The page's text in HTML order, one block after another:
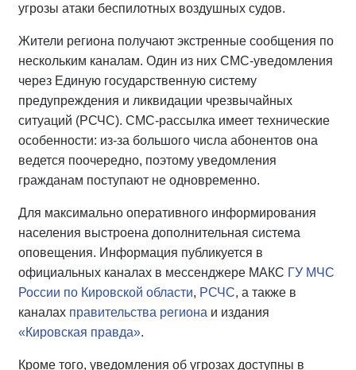
угрозы атаки беспилотных воздушных судов.
Жители региона получают экстренные сообщения по
нескольким каналам. Один из них СМС-уведомления
через Единую государственную систему
предупреждения и ликвидации чрезвычайных
ситуаций (РСЧС). СМС-рассылка имеет технические
особенности: из-за большого числа абонентов она
ведется поочередно, поэтому уведомления
гражданам поступают не одновременно.
Для максимально оперативного информирования
населения выстроена дополнительная система
оповещения. Информация публикуется в
официальных каналах в мессенджере МАКС ГУ МЧС
России по Кировской области, РСЧС, а также в
каналах правительства региона и издания
«Кировская правда».
Кроме того, уведомления об угрозах доступны в